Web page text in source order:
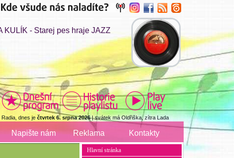
KULÍK - Starej pes hraje JAZZ
dnes je čtvrtek 6. srpna 2026| svátek má Oldřiška, zítra Lada
Napište nám Reklama Kontakty
Hlavní stránka